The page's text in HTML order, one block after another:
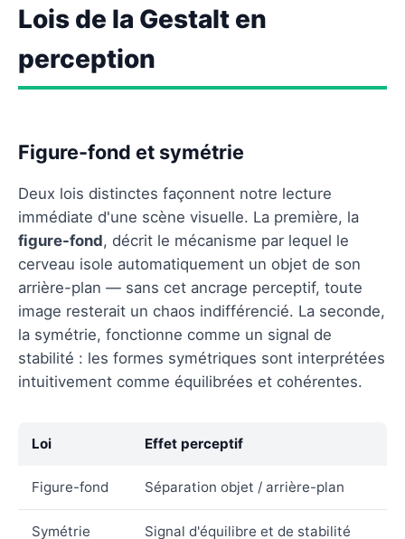
Lois de la Gestalt en
perception
Figure-fond et symétrie
Deux lois distinctes façonnent notre lecture
immédiate d'une scène visuelle. La première, la
figure-fond, décrit le mécanisme par lequel le
cerveau isole automatiquement un objet de son
arrière-plan — sans cet ancrage perceptif, toute
image resterait un chaos indifférencié. La seconde,
la symétrie, fonctionne comme un signal de
stabilité : les formes symétriques sont interprétées
intuitivement comme équilibrées et cohérentes.
Loi Effet perceptif
Figure-fond Séparation objet / arrière-plan
Symétrie Signal d'équilibre et de stabilité